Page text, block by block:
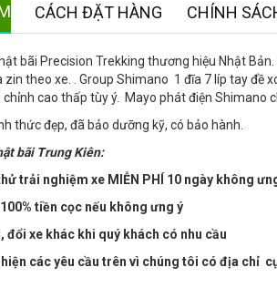
CÁCH ĐẶT HÀNG CHÍNH
bãi Precision Trekking thương hiệu Nhật
zin theo xe. . Group Shimano 1 đĩa 7 líp tay đề
cao thấp tùy ý. Mayo phát điện Shimano
thức đẹp, đã bảo dưỡng kỹ, có bảo hành.
bãi Trung Kiên:
trải nghiệm xe MIỄN PHÍ 10 ngày không
tiền cọc nếu không ưng ý
đổi xe khác khi quý khách có nhu cầu
các yêu cầu trên vì chúng tôi có địa chỉ